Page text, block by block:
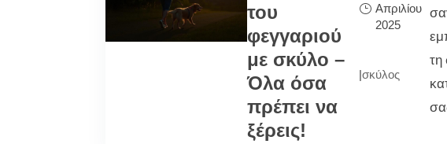
του
φεγγαριού
με σκύλο –
Όλα όσα
πρέπει να
ξέρεις!
Απριλίου
2025
|σκύλος